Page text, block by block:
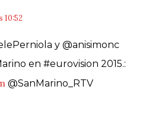
10:52
y @anisimonc
en #eurovision 2015.:
@SanMarino_RTV